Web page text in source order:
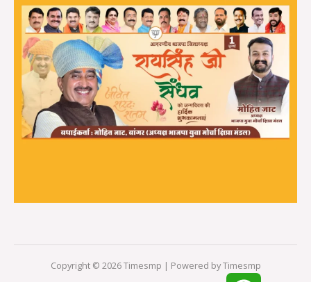
Copyright © 2026 Timesmp | Powered by Timesmp